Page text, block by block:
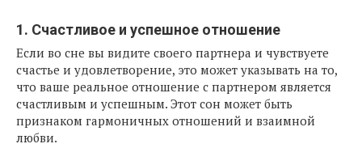
1. Счастливое и успешное отношение
Если во сне вы видите своего партнера и чувствуете
счастье и удовлетворение, это может указывать на то,
что ваше реальное отношение с партнером является
счастливым и успешным. Этот сон может быть
признаком гармоничных отношений и взаимной
любви.